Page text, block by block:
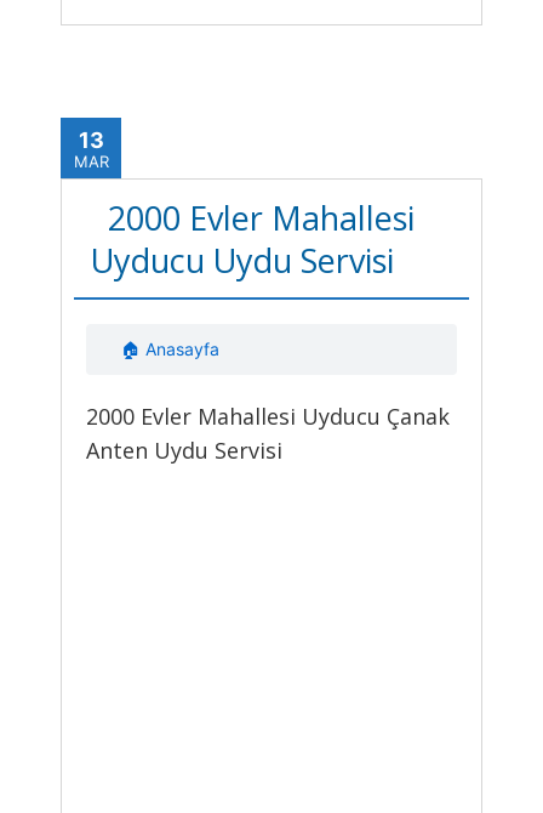
13
MAR
2000 Evler Mahallesi
Uyducu Uydu Servisi
🏠 Anasayfa
2000 Evler Mahallesi Uyducu Çanak
Anten Uydu Servisi